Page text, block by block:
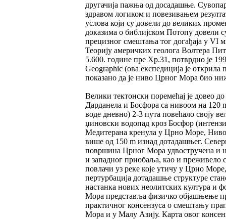
другачија пажња од досадашње.
здравом логиком и повезивањем
услова који су довели до великих
доказима о библијском Потопу довели
прецизног смештања тог догађаја у VI
Теорију америчких геолога Волтера
5.600. године пре Хр.31, потврдио је
Geographic (ова експедиција је
показано да је ниво Црног Мора био
Велики тектонски поремећај је довео
Дарданела и Босфора са нивоом на 120
воде дневно) 2-3 пута повећало своју
џиновски водопад кроз Босфор
Медитерана кренула у Црно Море,
више од 150 m изнад дотадашњег.
површина Црног Мора удвостручена и
и западног приобаља, као и преживело
повлачи уз реке које утичу у Црно
пертурбација дотадашње структуре
настанка нових неолитских култура и
Мора представља физичко објашњење
практичног консензуса о смештању
Мора и у Малу Азију. Карта овог